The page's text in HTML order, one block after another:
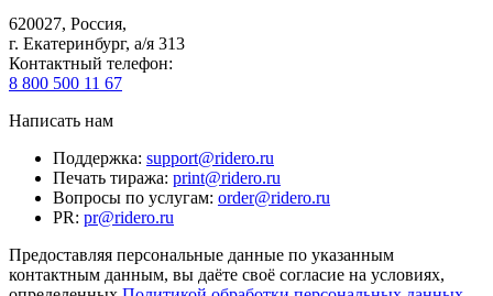
620027, Россия,
г. Екатеринбург, а/я 313
Контактный телефон:
8 800 500 11 67
Написать нам
Поддержка: support@ridero.ru
Печать тиража: print@ridero.ru
Вопросы по услугам: order@ridero.ru
PR: pr@ridero.ru
Предоставляя персональные данные по указанным
контактным данным, вы даёте своё согласие на условиях,